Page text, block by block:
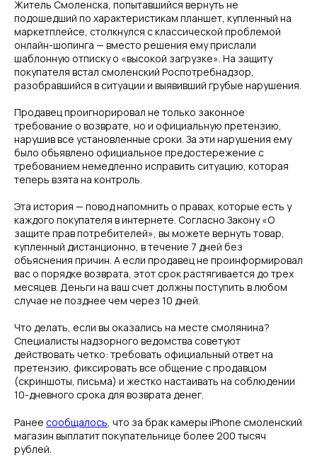
Житель Смоленска, попытавшийся вернуть не
подошедший по характеристикам планшет, купленный на
маркетплейсе, столкнулся с классической проблемой
онлайн-шопинга — вместо решения ему прислали
шаблонную отписку о «высокой загрузке». На защиту
покупателя встал смоленский Роспотребнадзор,
разобравшийся в ситуации и выявивший грубые нарушения.
Продавец проигнорировал не только законное
требование о возврате, но и официальную претензию,
нарушив все установленные сроки. За эти нарушения ему
было объявлено официальное предостережение с
требованием немедленно исправить ситуацию, которая
теперь взята на контроль.
Эта история — повод напомнить о правах, которые есть у
каждого покупателя в интернете. Согласно Закону «О
защите прав потребителей», вы можете вернуть товар,
купленный дистанционно, в течение 7 дней без
объяснения причин. А если продавец не проинформировал
вас о порядке возврата, этот срок растягивается до трех
месяцев. Деньги на ваш счет должны поступить в любом
случае не позднее чем через 10 дней.
Что делать, если вы оказались на месте смолянина?
Специалисты надзорного ведомства советуют
действовать четко: требовать официальный ответ на
претензию, фиксировать все общение с продавцом
(скриншоты, письма) и жестко настаивать на соблюдении
10-дневного срока для возврата денег.
Ранее сообщалось, что за брак камеры iPhone смоленский
магазин выплатит покупательнице более 200 тысяч
рублей.